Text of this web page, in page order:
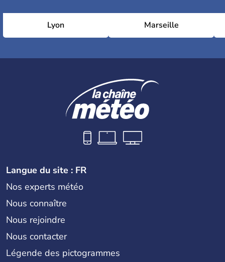
Lyon Marseille
Langue du site : FR
Nos experts météo
Nous connaître
Nous rejoindre
Nous contacter
Légende des pictogrammes